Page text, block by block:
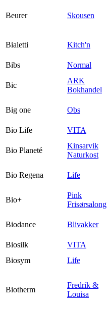
Beurer Skousen
Bialetti Kitch'n
Bibs
Normal
Bic
ARK
Bokhandel
Big one
Obs
Bio Life
VITA
Bio Planeté
Kinsarvik
Naturkost
Bio Regena Life
Bio+
Pink
Frisørsalong
Biodance Blivakker
Biosilk
VITA
Biosym
Life
Biotherm
Fredrik &
Louisa